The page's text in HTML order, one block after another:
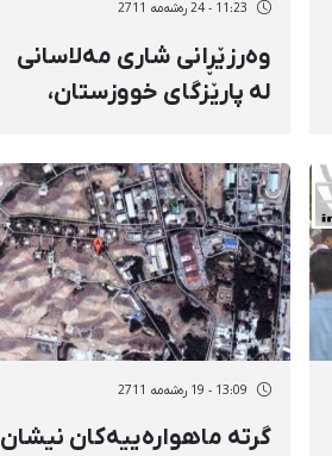
11:23 - 24 رەشەمه 2711
وەرزێڕانی شاری مەلاسانی
لە پارێزگای خووزستان،
13:09 - 19 رەشەمه 2711
گرتە ماهوارەییەكان نیشان